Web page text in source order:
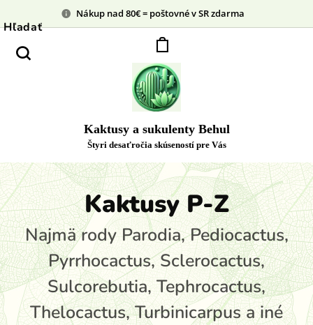
Nákup nad 80€ = poštovné v SR zdarma
Kaktusy a sukulenty Behul
Štyri desaťročia skúseností pre Vás
Hľadať
Kaktusy P-Z
Najmä rody Parodia, Pediocactus,
Pyrrhocactus, Sclerocactus,
Sulcorebutia, Tephrocactus,
Thelocactus, Turbinicarpus a iné